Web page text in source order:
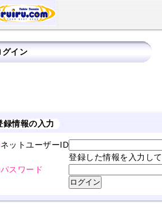
グイン
録情報の入力
ネットユーザーID
登録した情報を入力し
スワード